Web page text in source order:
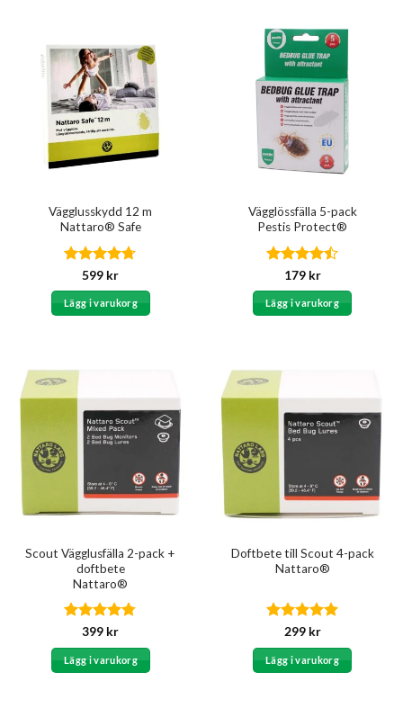
Vägglusskydd 12 m
Nattaro® Safe
Betygsatt
4.67av 5
599 kr
Lägg i varukorg
Vägglössfälla 5-pack
Pestis Protect®
Betygsatt
4.5av 5
179 kr
Lägg i varukorg
Scout Vägglusfälla 2-pack +
doftbete
Nattaro®
Betygsatt
4.75av 5
399 kr
Lägg i varukorg
Doftbete till Scout 4-pack
Nattaro®
Betygsatt
av 5
299 kr
Lägg i varukorg